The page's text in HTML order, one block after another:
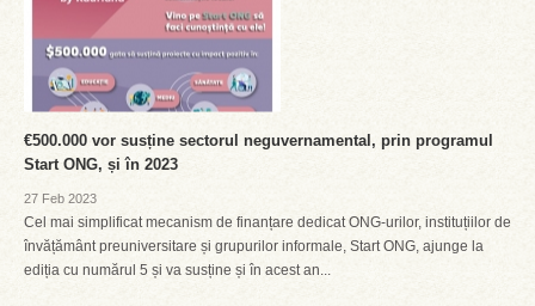
€500.000 vor susține sectorul neguvernamental, prin programul
Start ONG, și în 2023
27 Feb 2023
Cel mai simplificat mecanism de finanțare dedicat ONG-urilor, instituțiilor de
învățământ preuniversitare și grupurilor informale, Start ONG, ajunge la
ediția cu numărul 5 și va susține și în acest an...